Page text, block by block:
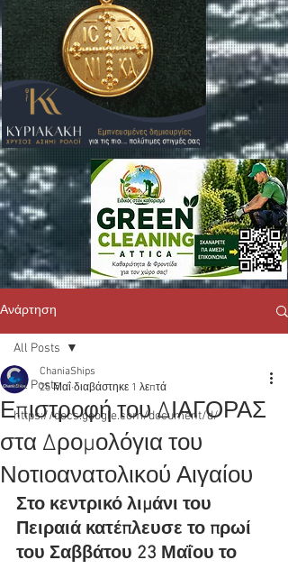
Ανάρτηση
All Posts
https://docs.google.com/document/d/
All Posts
Επιστροφή του ΔΙΑΓΟΡΑΣ
στα Δρομολόγια του
Νοτιοανατολικού Αιγαίου
ChaniaShips
25 Μαΐ διαβάστηκε 1 λεπτά
Στο κεντρικό λιμάνι του
Πειραιά κατέπλευσε το πρωί
του Σαββάτου 23 Μαΐου το